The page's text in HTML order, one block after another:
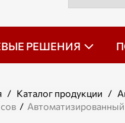
РЕШЕНИЯ
/ Каталог продукции /
/